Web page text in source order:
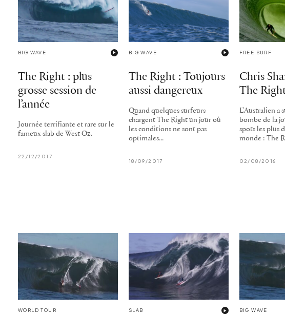
BIG WAVE
The Right : plus
grosse session de
l’année
Journée terrifiante et rare sur le
fameux slab de West Oz.
22/12/2017
BIG WAVE
The Right : Toujours
aussi dangereux
Quand quelques surfeurs
chargent The Right un jour où
les conditions ne sont pas
optimales...
18/09/2017
FREE SURF
Chris
The
L'Australien a
bombe de la
spots les plus
monde : The
02/08/2016
WORLD TOUR SLAB BIG WAVE